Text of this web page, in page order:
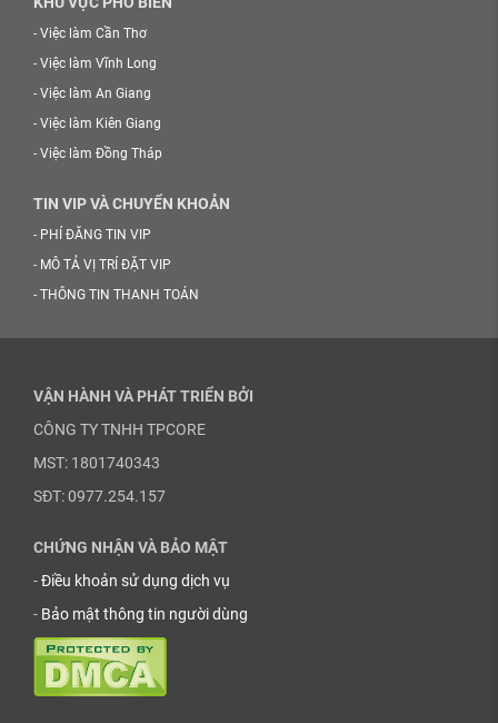
- Việc làm Cần Thơ
- Việc làm Vĩnh Long
- Việc làm An Giang
- Việc làm Kiên Giang
- Việc làm Đồng Tháp
TIN VIP VÀ CHUYỂN KHOẢN
- PHÍ ĐĂNG TIN VIP
- MÔ TẢ VỊ TRÍ ĐẶT VIP
- THÔNG TIN THANH TOÁN
VẬN HÀNH VÀ PHÁT TRIỂN BỞI
CÔNG TY TNHH TPCORE
MST: 1801740343
SĐT: 0977.254.157
CHỨNG NHẬN VÀ BẢO MẬT
-Điều khoản sử dụng dịch vụ
- Bảo mật thông tin người dùng